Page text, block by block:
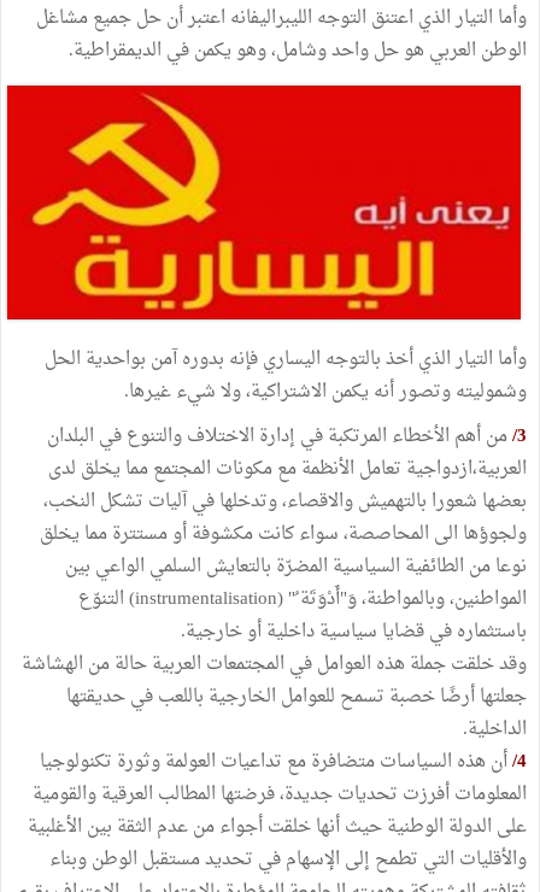
وأما التيار الذي اعتنق التوجه الليبراليفانه اعتبر أن حل جميع مشاغل
الوطن العربي هو حل واحد وشامل، وهو يكمن في الديمقراطية.
وأما التيار الذي أخذ بالتوجه اليساري فإنه بدوره آمن بواحدية الحل
وشموليته وتصور أنه يكمن الاشتراكية، ولا شيء غيرها.
3/ من أهم الأخطاء المرتكبة في إدارة الاختلاف والتنوع في البلدان
العربية،ازدواجية تعامل الأنظمة مع مكونات المجتمع مما يخلق لدى
بعضها شعورا بالتهميش والاقصاء، وتدخلها في آليات تشكل النخب،
ولجوؤها الى المحاصصة، سواء كانت مكشوفة أو مستترة مما يخلق
نوعا من الطائفية السياسية المضرّة بالتعايش السلمي الواعي بين
المواطنين، وبالمواطنة، وَ"أَدْوَتَة ُ" (instrumentalisation) التنوّع
باستثماره في قضايا سياسية داخلية أو خارجية.
وقد خلقت جملة هذه العوامل في المجتمعات العربية حالة من الهشاشة
جعلتها أرضًا خصبة تسمح للعوامل الخارجية باللعب في حديقتها
الداخلية.
4/ أن هذه السياسات متضافرة مع تداعيات العولمة وثورة تكنولوجيا
المعلومات أفرزت تحديات جديدة، فرضتها المطالب العرقية والقومية
على الدولة الوطنية حيث أنها خلقت أجواء من عدم الثقة بين الأغلبية
والأقليات التي تطمح إلى الإسهام في تحديد مستقبل الوطن وبناء